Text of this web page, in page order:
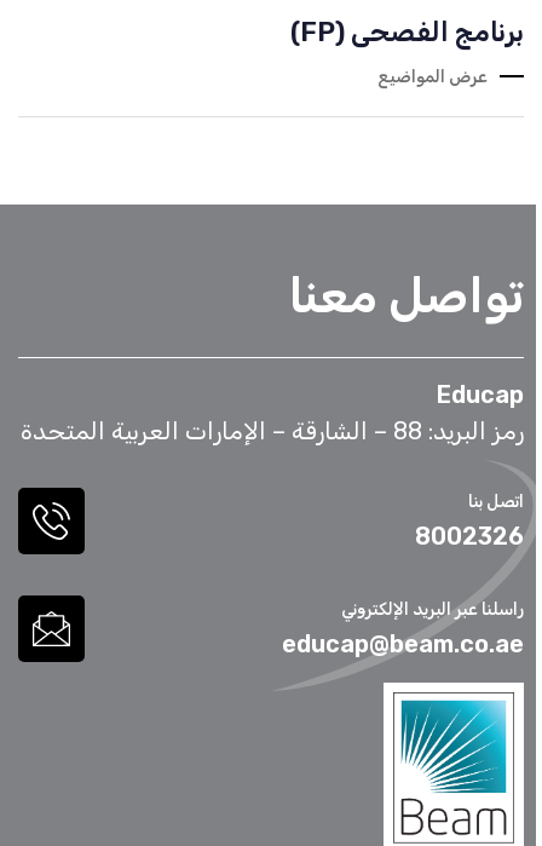
برنامج الفصحى (FP)
عرض المواضيع
تواصل معنا
Educap
رمز البريد: 88 – الشارقة – الإمارات العربية المتحدة
اتصل بنا
8002326
راسلنا عبر البريد الإلكتروني
educap@beam.co.ae